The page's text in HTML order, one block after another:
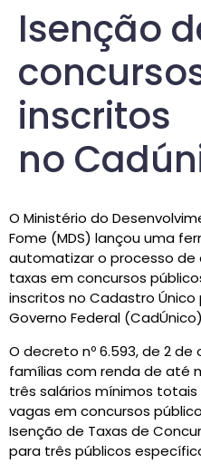
Isenção
inscritos
no
O Ministério do
Fome (MDS) lançou uma
automatizar o processo de
taxas em concursos
inscritos no Cadastro
Governo Federal
O decreto nº 6.593, de 2
famílias com renda de até
três salários mínimos
vagas em concursos
Isenção de Taxas de
para três públicos